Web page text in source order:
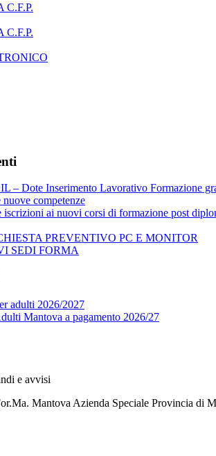
C.F.P.
C.F.P.
– Dote Inserimento Lavorativo Formazione
competenze
iscrizioni ai nuovi corsi di formazione post
PREVENTIVO PC E MONITOR
SEDI FORMA
adulti 2026/2027
Mantova a pagamento 2026/27
e avvisi
Mantova Azienda Speciale Provincia di